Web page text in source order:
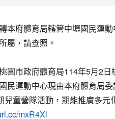
本府體育局轄管中壢國民運
屬，請查照。
園市政府體育局114年5月2
民運動中心現由本府體育局
兒童營隊活動，期能推廣多元
mxR4Xl